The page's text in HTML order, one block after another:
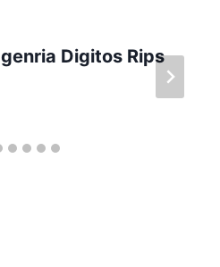
Digitos Rips